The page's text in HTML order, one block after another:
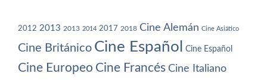
2012 2013 2013 2014 2017 2018 Cine Alemán Cine Asiático
Cine Británico Cine Español Cine Español
Cine Europeo Cine Francés Cine Italiano